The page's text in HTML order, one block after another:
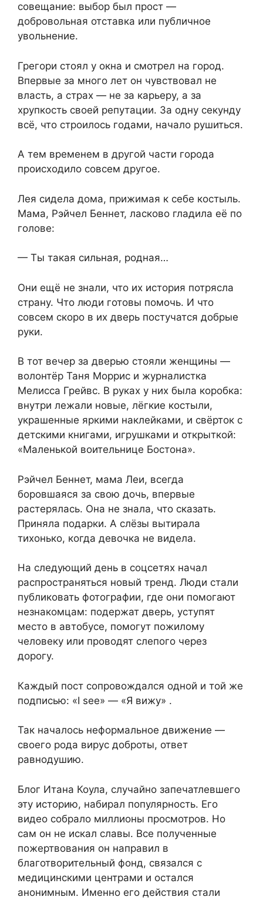
совещание: выбор был прост —
добровольная отставка или публичное
увольнение.
Грегори стоял у окна и смотрел на город.
Впервые за много лет он чувствовал не
власть, а страх — не за карьеру, а за
хрупкость своей репутации. За одну секунду
всё, что строилось годами, начало рушиться.
А тем временем в другой части города
происходило совсем другое.
Лея сидела дома, прижимая к себе костыль.
Мама, Рэйчел Беннет, ласково гладила её по
голове:
— Ты такая сильная, родная…
Они ещё не знали, что их история потрясла
страну. Что люди готовы помочь. И что
совсем скоро в их дверь постучатся добрые
руки.
В тот вечер за дверью стояли женщины —
волонтёр Таня Моррис и журналистка
Мелисса Грейвс. В руках у них была коробка:
внутри лежали новые, лёгкие костыли,
украшенные яркими наклейками, и свёрток с
детскими книгами, игрушками и открыткой:
«Маленькой воительнице Бостона».
Рэйчел Беннет, мама Леи, всегда
боровшаяся за свою дочь, впервые
растерялась. Она не знала, что сказать.
Приняла подарки. А слёзы вытирала
тихонько, когда девочка не видела.
На следующий день в соцсетях начал
распространяться новый тренд. Люди стали
публиковать фотографии, где они помогают
незнакомцам: подержат дверь, уступят
место в автобусе, помогут пожилому
человеку или проводят слепого через
дорогу.
Каждый пост сопровождался одной и той же
подписью: «I see» — «Я вижу» .
Так началось неформальное движение —
своего рода вирус доброты, ответ
равнодушию.
Блог Итана Коула, случайно запечатлевшего
эту историю, набирал популярность. Его
видео собрало миллионы просмотров. Но
сам он не искал славы. Все полученные
пожертвования он направил в
благотворительный фонд, связался с
медицинскими центрами и остался
анонимным. Именно его действия стали